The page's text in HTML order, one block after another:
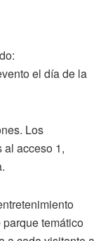
el día de la
Los
al acceso 1,
temático